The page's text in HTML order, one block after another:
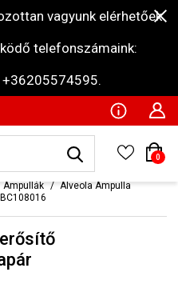
vagyunk elérhetőek
telefonszámaink:
0
Ampullák
Alveola Ampulla